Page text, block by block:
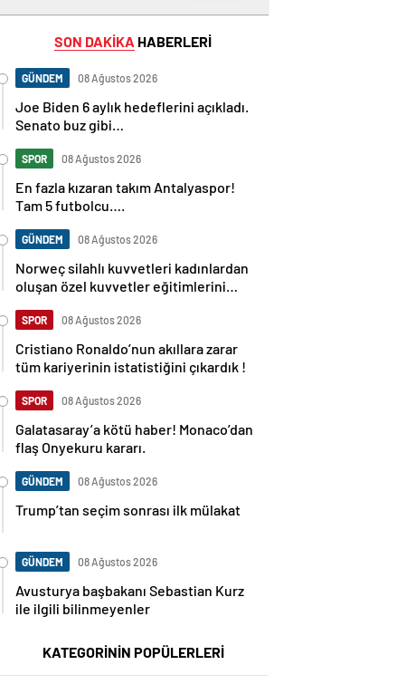
SON DAKİKA HABERLERİ
GÜNDEM 08 Ağustos 2026
Joe Biden 6 aylık hedeflerini açıkladı.
Senato buz gibi…
SPOR 08 Ağustos 2026
En fazla kızaran takım Antalyaspor!
Tam 5 futbolcu….
GÜNDEM 08 Ağustos 2026
Norweç silahlı kuvvetleri kadınlardan
oluşan özel kuvvetler eğitimlerini
SPOR 08 Ağustos 2026
Cristiano Ronaldo’nun akıllara zarar
tüm kariyerinin istatistiğini çıkardık !
SPOR 08 Ağustos 2026
Galatasaray’a kötü haber! Monaco’dan
flaş Onyekuru kararı.
GÜNDEM 08 Ağustos 2026
Trump’tan seçim sonrası ilk mülakat
GÜNDEM 08 Ağustos 2026
Avusturya başbakanı Sebastian Kurz
ile ilgili bilinmeyenler
KATEGORİNİN POPÜLERLERİ